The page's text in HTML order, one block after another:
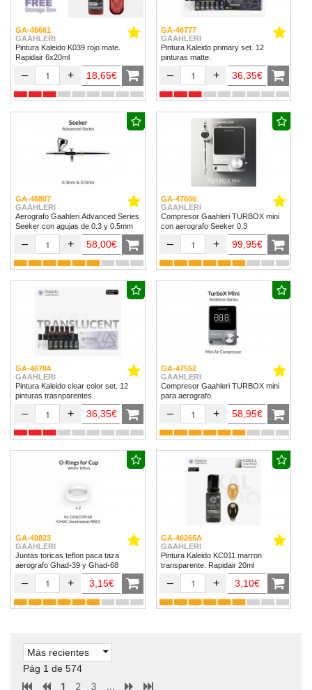
GA-46661
GAAHLERI
Pintura Kaleido K039 rojo mate.
Rapidair 6x20ml
– + 18,65€
GA-46777
GAAHLERI
Pintura Kaleido primary set. 12
pinturas matte.
– + 36,35€
GA-46807
GAAHLERI
Aerografo Gaahleri Advanced Series
Seeker con agujas de 0.3 y 0.5mm
– + 58,00€
GA-47606
GAAHLERI
Compresor Gaahleri TURBOX mini
con aerografo Seeker 0.3
– + 99,95€
GA-46784
GAAHLERI
Pintura Kaleido clear color set. 12
pinturas trasnparentes.
– + 36,35€
GA-47552
GAAHLERI
Compresor Gaahleri TURBOX mini
para aerografo
– + 58,95€
GA-40823
GAAHLERI
Juntas toricas teflon paca taza
aerografo Ghad-39 y Ghad-68
– + 3,15€
GA-46265A
GAAHLERI
Pintura Kaleido KC011 marron
transparente. Rapidair 20ml
– + 3,10€
Más recientes
Pág 1 de 574
1 2 3 ...